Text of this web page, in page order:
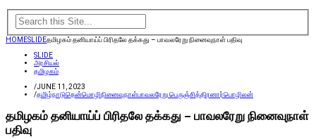
HOMESLIDEதமிழகம் தனியாய்ப் பிரிதலே தக்கது – பாவலரேறு நினைவுநாள் பதிவு
SLIDE
அரசியல்
தமிழகம்
/JUNE 11, 2023
/தமிழ்நாடுதென்மொழிநினைவுநாள்பாவலரேறு பெருஞ்சித்திரனார்பொழிலன்
தமிழகம் தனியாய்ப் பிரிதலே தக்கது – பாவலரேறு நினைவுநாள்
பதிவு